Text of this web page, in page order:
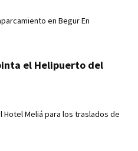
en Begur En
el Helipuerto del
Meliá para los traslados de